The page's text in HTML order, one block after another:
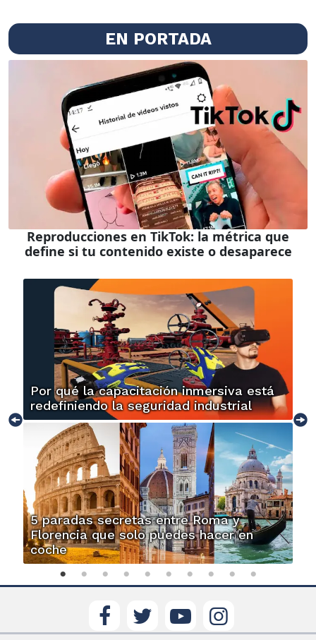
EN PORTADA
Reproducciones en TikTok: la métrica que
define si tu contenido existe o desaparece
Por qué la capacitación inmersiva está
redefiniendo la seguridad industrial
5 paradas secretas entre Roma y
Florencia que solo puedes hacer en
coche